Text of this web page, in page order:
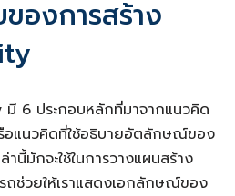
องการสร้าง
6 ประกอบหลักที่มาจากแนวคิด
แนวคิดที่ใช้อธิบายอัตลักษณ์ของ
นี้มักจะใช้ในการวางแผนสร้าง
ช่วยให้เราแสดงเอกลักษณ์ของ